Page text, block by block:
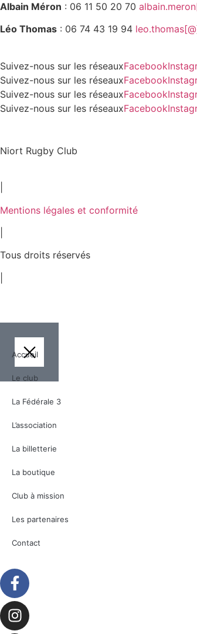
Albain Méron : 06 11 50 20 70
Léo Thomas : 06 74 43 19 94
Suivez-nous sur les réseauxFacebook
Suivez-nous sur les réseauxFacebook
Suivez-nous sur les réseauxFacebook
Suivez-nous sur les réseauxFacebook
Niort Rugby Club
Mentions légales et conformité
Tous droits réservés
Accueil
Le club
La Fédérale 3
L’association
La billetterie
La boutique
Club à mission
Les partenaires
Contact